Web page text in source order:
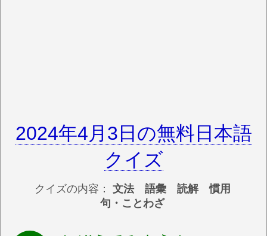
2024年4月3日の無料日本語
クイズ
クイズの内容： 文法 語彙 読解 慣用
句・ことわざ